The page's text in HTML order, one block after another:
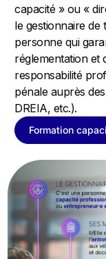
capacité » ou «
le gestionnaire de
personne qui
réglementation et
responsabilité
pénale auprès
DREIA, etc.).
Formation